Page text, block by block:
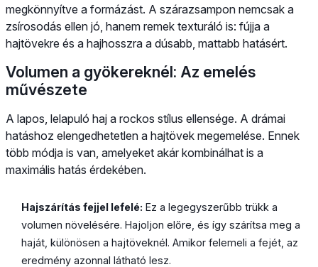
megkönnyítve a formázást. A szárazsampon nemcsak a
zsírosodás ellen jó, hanem remek texturáló is: fújja a
hajtövekre és a hajhosszra a dúsabb, mattabb hatásért.
Volumen a gyökereknél: Az emelés
művészete
A lapos, lelapuló haj a rockos stílus ellensége. A drámai
hatáshoz elengedhetetlen a hajtövek megemelése. Ennek
több módja is van, amelyeket akár kombinálhat is a
maximális hatás érdekében.
Hajszárítás fejjel lefelé: Ez a legegyszerűbb trükk a
volumen növelésére. Hajoljon előre, és így szárítsa meg a
haját, különösen a hajtöveknél. Amikor felemeli a fejét, az
eredmény azonnal látható lesz.